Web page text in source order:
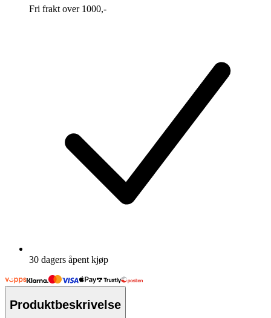
Fri frakt over 1000,-
30 dagers åpent kjøp
Produktbeskrivelse